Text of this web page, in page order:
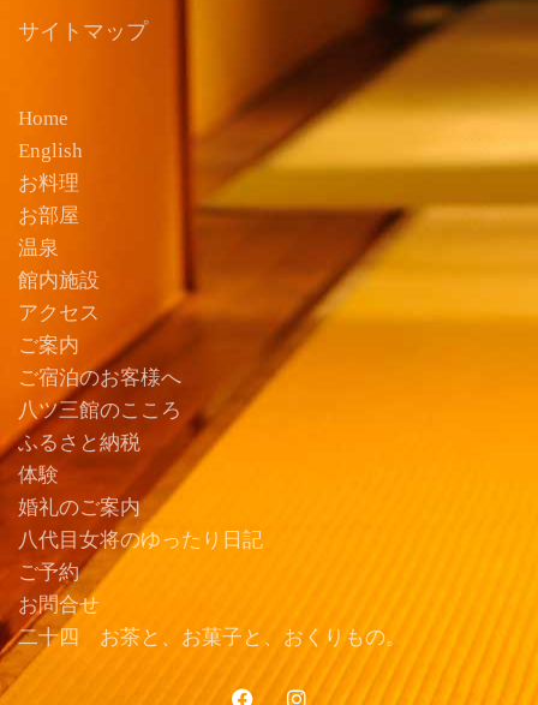
サイトマップ
Home
English
お料理
お部屋
温泉
館内施設
アクセス
ご案内
ご宿泊のお客様へ
八ツ三館のこころ
ふるさと納税
体験
婚礼のご案内
八代目女将のゆったり日記
ご予約
お問合せ
二十四 お茶と、お菓子と、おくりもの。